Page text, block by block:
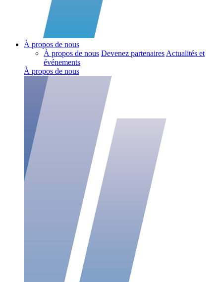
À propos de nous
À propos de nous Devenez partenaires Actualités et
événements
À propos de nous